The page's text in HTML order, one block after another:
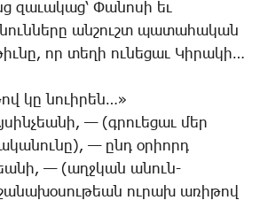
զա­ւա­կաց՝ ­Փա­նո­սի եւ
ան­շուշտ պա­տա­հա­կան
որ տե­ղի ու­նե­ցաւ ­Կի­րա­կի…
կը նո­ւի­րեն…»
— (գրո­ւե­ցաւ մեր
— ընդ օ­րիորդ
— (աղջ­կան ա­նուն-
ու­րախ ա­ռի­թով